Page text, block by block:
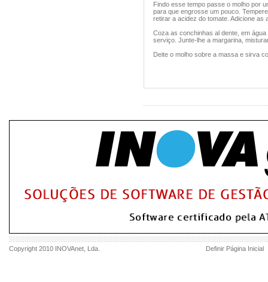
Findo esse tempo passe o molho por
para que engrosse um pouco.
retirar a acidez do tomate. Adicione as
Coza as conchinhas al dente, em
serviço. Junte-lhe a margarina,
Deite o molho sobre a massa e sirva
Copyright 2010 INOVAnet , Lda. Definir Página Inicial